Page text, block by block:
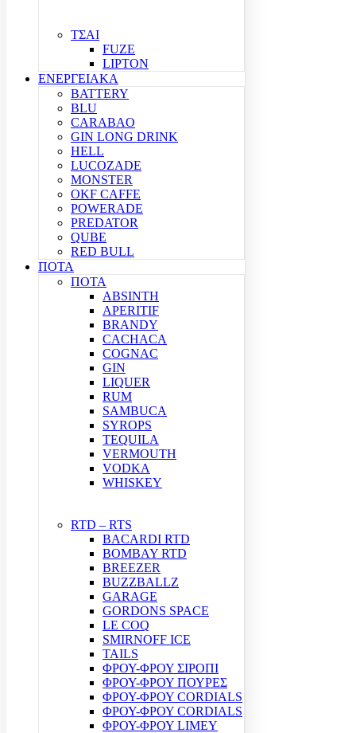
ΤΣΑΙ
FUZE
LIPTON
ΕΝΕΡΓΕΙΑΚΑ
BATTERY
BLU
CARABAO
GIN LONG DRINK
HELL
LUCOZADE
MONSTER
OKF CAFFE
POWERADE
PREDATOR
QUBE
RED BULL
ΠΟΤΑ
ΠΟΤΑ
ABSINTH
APERITIF
BRANDY
CACHACA
COGNAC
GIN
LIQUER
RUM
SAMBUCA
SYROPS
TEQUILA
VERMOUTH
VODKA
WHISKEY
RTD – RTS
BACARDI RTD
BOMBAY RTD
BREEZER
BUZZBALLZ
GARAGE
GORDONS SPACE
LE COQ
SMIRNOFF ICE
TAILS
ΦΡΟΥ-ΦΡΟΥ ΣΙΡΟΠΙ
ΦΡΟΥ-ΦΡΟΥ ΠΟΥΡΕΣ
ΦΡΟΥ-ΦΡΟΥ CORDIALS
ΦΡΟΥ-ΦΡΟΥ CORDIALS
ΦΡΟΥ-ΦΡΟΥ LIMEY